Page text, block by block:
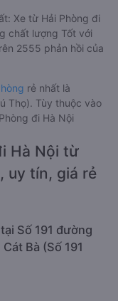
Xe từ Hải Phòng đi
chất lượng Tốt với
2555 phản hồi của
rẻ nhất là
Thọ). Tùy thuộc vào
đi Hà Nội
Hà Nội từ
uy tín, giá rẻ
Số 191 đường
Bà (Số 191